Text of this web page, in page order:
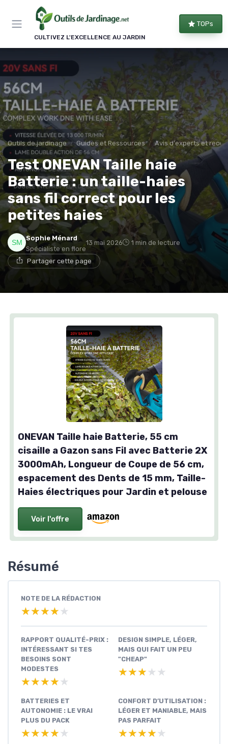
CULTIVEZ L'EXCELLENCE AU JARDIN
TOPs
Outils de jardinage Guides et Ressources Avis d'experts et
Test ONEVAN Taille haie
Batterie : un taille-haies
sans fil correct pour les
petites haies
Sophie Ménard
Spécialiste en flore
13 mai 2026 1 min de lecture
Partager cette page
ONEVAN Taille haie Batterie, 55 cm
cisaille a Gazon sans Fil avec Batterie 2X
3000mAh, Longueur de Coupe de 56 cm,
espacement des Dents de 15 mm, Taille-
Haies électriques pour Jardin et pelouse
Voir l'offre
Résumé
NOTE DE LA RÉDACTION
★★★★★
★★★★★
RAPPORT QUALITÉ-PRIX :
INTÉRESSANT SI TES
BESOINS SONT
MODESTES
★★★★★
★★★★★
DESIGN SIMPLE, LÉGER,
MAIS QUI FAIT UN PEU
"CHEAP"
★★★★★
★★★★★
BATTERIES ET
AUTONOMIE : LE VRAI
PLUS DU PACK
★★★★★
★★★★★
CONFORT D’UTILISATION :
LÉGER ET MANIABLE, MAIS
PAS PARFAIT
★★★★★
★★★★★
Panneau de gestion des cookies